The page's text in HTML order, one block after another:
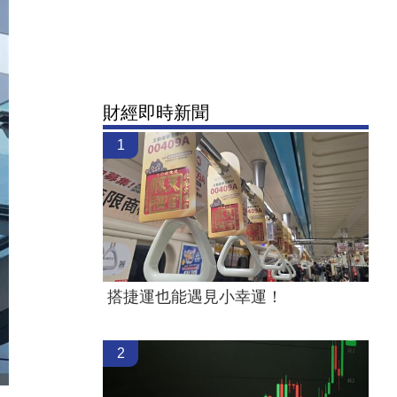
財經即時新聞
1
搭捷運也能遇見小幸運！
2